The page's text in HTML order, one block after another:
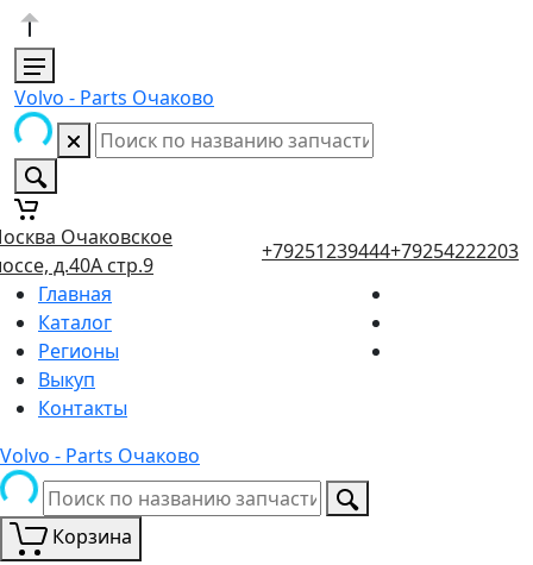
Volvo - Parts Очаково
Очаковское
д.40А стр.9
+79251239444+79254222203
Главная
Каталог
Регионы
Выкуп
Контакты
Volvo - Parts Очаково
Корзина